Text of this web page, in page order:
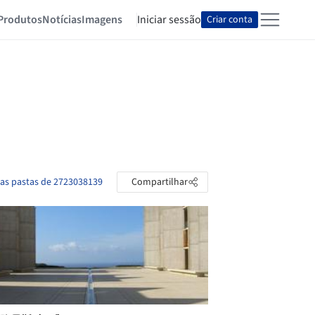
NotíciasImagens Iniciar sessão Criar conta
pastas de 2723038139 Compartilhar